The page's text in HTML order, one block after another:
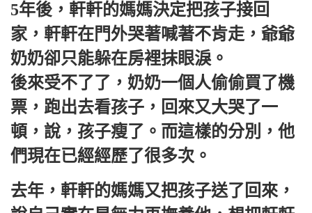
5年後，軒軒的媽媽決定把孩子接回
家，軒軒在門外哭著喊著不肯走，爺爺
奶奶卻只能躲在房裡抹眼淚。
後來受不了了，奶奶一個人偷偷買了機
票，跑出去看孩子，回來又大哭了一
頓，說，孩子瘦了。而這樣的分別，他
們現在已經經歷了很多次。
去年，軒軒的媽媽又把孩子送了回來，